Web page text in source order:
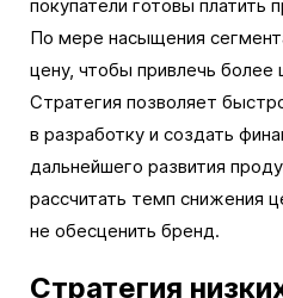
покупатели готовы платить
По мере насыщения
цену, чтобы привлечь
Стратегия позволяет
в разработку и создать
дальнейшего развития
рассчитать темп снижения
не обесценить бренд.
Стратегия